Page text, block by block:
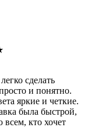
сделать
и понятно.
яркие и четкие.
была быстрой,
кто хочет